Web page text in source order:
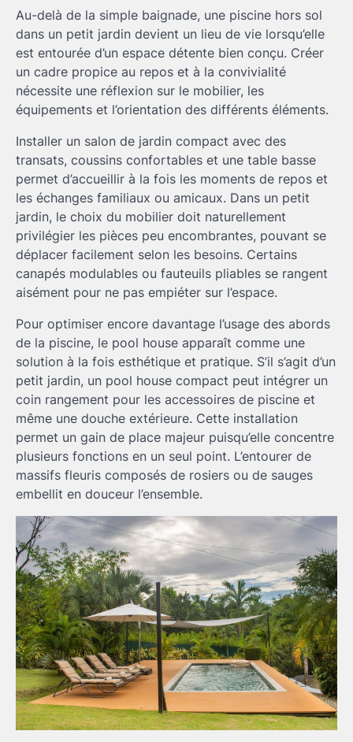
Au-delà de la simple baignade, une piscine hors sol
dans un petit jardin devient un lieu de vie lorsqu’elle
est entourée d’un espace détente bien conçu. Créer
un cadre propice au repos et à la convivialité
nécessite une réflexion sur le mobilier, les
équipements et l’orientation des différents éléments.
Installer un salon de jardin compact avec des
transats, coussins confortables et une table basse
permet d’accueillir à la fois les moments de repos et
les échanges familiaux ou amicaux. Dans un petit
jardin, le choix du mobilier doit naturellement
privilégier les pièces peu encombrantes, pouvant se
déplacer facilement selon les besoins. Certains
canapés modulables ou fauteuils pliables se rangent
aisément pour ne pas empiéter sur l’espace.
Pour optimiser encore davantage l’usage des abords
de la piscine, le pool house apparaît comme une
solution à la fois esthétique et pratique. S’il s’agit d’un
petit jardin, un pool house compact peut intégrer un
coin rangement pour les accessoires de piscine et
même une douche extérieure. Cette installation
permet un gain de place majeur puisqu’elle concentre
plusieurs fonctions en un seul point. L’entourer de
massifs fleuris composés de rosiers ou de sauges
embellit en douceur l’ensemble.